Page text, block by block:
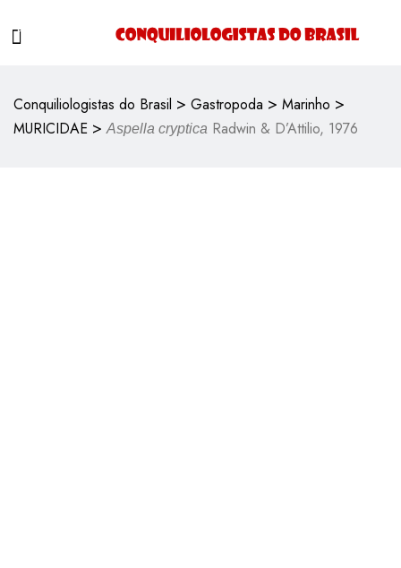
Conquiliologistas do Brasil > Gastropoda > Marinho >
MURICIDAE >Aspella cryptica Radwin & D’Attilio, 1976